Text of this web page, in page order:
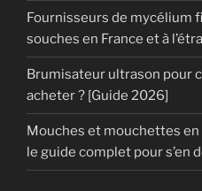
Fournisseurs de mycélium
souches en France et à
Brumisateur ultrason pour
acheter ? [Guide 2026]
Mouches et mouchettes
le guide complet pour s’en